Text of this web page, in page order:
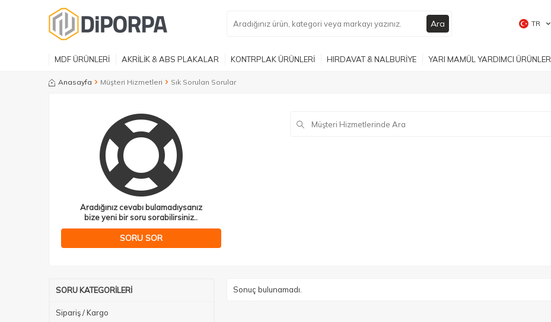
Ara TR
MDF ÜRÜNLERİ AKRİLİK & ABS PLAKALAR KONTRPLAK ÜRÜNLERİ HIRDAVAT & NALBURİYE YARI MAMÜL YARDIMCI ÜRÜNLER
Anasayfa Müşteri Hizmetleri Sık Sorulan Sorular
Aradığınız cevabı bulamadıysanız
bize yeni bir soru sorabilirsiniz..
SORU SOR
SORU KATEGORILERI
Sipariş / Kargo
Sonuç bulunamadı.